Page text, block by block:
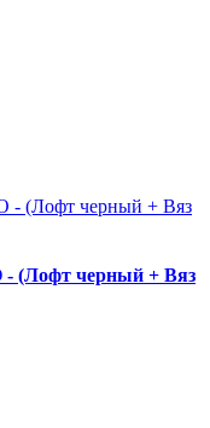
черный + Вяз